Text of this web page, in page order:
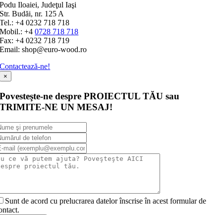
Podu Iloaiei, Judeţul Iaşi
Str. Budăi, nr. 125 A
Tel.: +4 0232 718 718
Mobil.: +40728 718 718
Fax: +4 0232 718 719
Email: shop@euro-wood.ro
Contactează-ne!
×
Povesteşte-ne despre PROIECTUL TĂU sau
TRIMITE-NE UN MESAJ!
Sunt de acord cu prelucrarea datelor înscrise în acest formular de